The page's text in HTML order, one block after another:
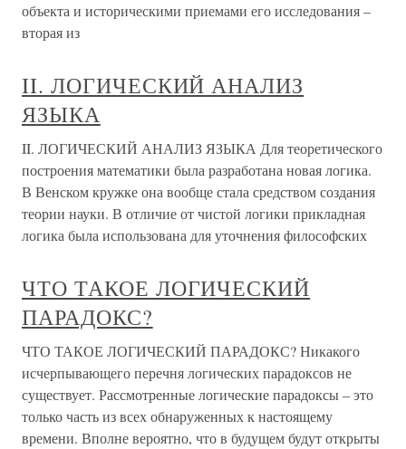
объекта и историческими приемами его исследования –
вторая из
II. ЛОГИЧЕСКИЙ АНАЛИЗ
ЯЗЫКА
II. ЛОГИЧЕСКИЙ АНАЛИЗ ЯЗЫКА Для теоретического
построения математики была разработана новая логика.
В Венском кружке она вообще стала средством создания
теории науки. В отличие от чистой логики прикладная
логика была использована для уточнения философских
ЧТО ТАКОЕ ЛОГИЧЕСКИЙ
ПАРАДОКС?
ЧТО ТАКОЕ ЛОГИЧЕСКИЙ ПАРАДОКС? Никакого
исчерпывающего перечня логических парадоксов не
существует. Рассмотренные логические парадоксы – это
только часть из всех обнаруженных к настоящему
времени. Вполне вероятно, что в будущем будут открыты